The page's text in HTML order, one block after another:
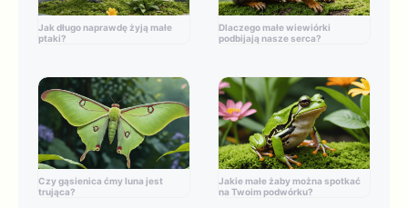
Jak długo naprawdę żyją małe
ptaki?
Dlaczego małe wiewiórki
podbijają nasze serca?
Czy gąsienica ćmy luna jest
trująca?
Jakie małe żaby można spotkać
na Twoim podwórku?